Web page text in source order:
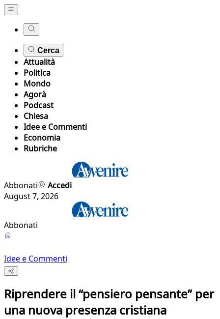
Cerca
Attualità
Politica
Mondo
Agorà
Podcast
Chiesa
Idee e Commenti
Economia
Rubriche
Abbonati
Accedi
August 7, 2026
Abbonati
Idee e Commenti
Riprendere il “pensiero pensante” per
una nuova presenza cristiana